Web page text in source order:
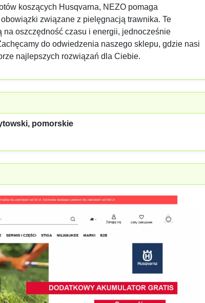
koszących Husqvarna, NEZO pomaga
związane z pielęgnacją trawnika. Te
oszczędność czasu i energii, jednocześnie
do odwiedzenia naszego sklepu, gdzie nasi
najlepszych rozwiązań dla Ciebie.
pomorskie